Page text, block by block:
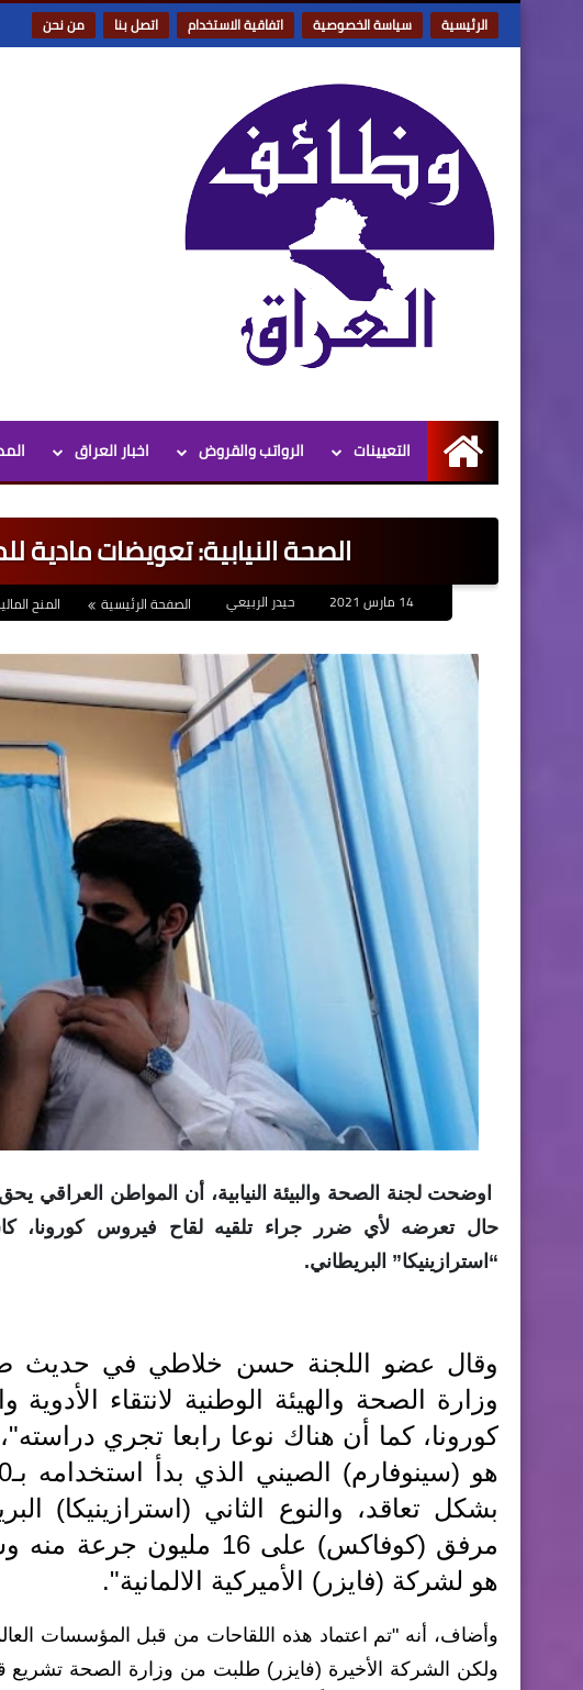
الرئيسية سياسة الخصوصية اتفاقية الاستخدام اتصل بنا من نحن
الرئيسية
التعيينات الرواتب والقروض اخبار العراق
الصحة النيابية: تعويضات مادية
حيدر الربيعي الصفحة الرئيسية المنح
اوضحت لجنة الصحة والبيئة النيابية، أن المواطن
“استرازينيكا” البريطاني.
وقال عضو اللجنة حسن خلاطي في حديث
وزارة الصحة والهيئة الوطنية لانتقاء
كورونا، كما أن هناك نوعا رابعا تجري
بشكل تعاقد، والنوع الثاني (استرازينيكا)
مرفق (كوفاكس) على 16
هو لشركة (فايزر) الأميركية الالمانية".
وأضاف، أنه "تم اعتماد هذه اللقاحات من قبل المؤسسات
ولكن الشركة الأخيرة (فايزر) طلبت من وزارة الصحة